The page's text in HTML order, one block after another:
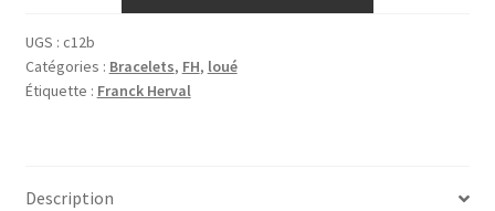
UGS : c12b
Catégories : Bracelets, FH, loué
Étiquette : Franck Herval
Description